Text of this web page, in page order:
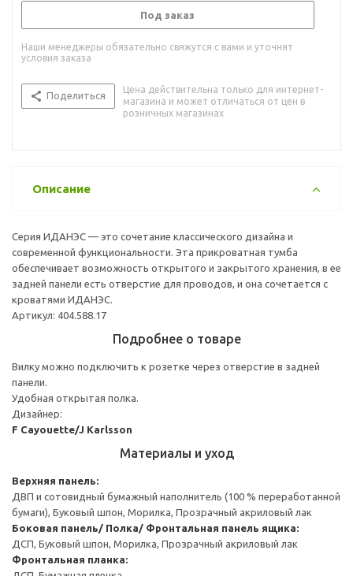
Под заказ
Наши менеджеры обязательно свяжутся с вами и уточнят
условия заказа
Поделиться
Цена действительна только для интернет-
магазина и может отличаться от цен в
розничных магазинах
Описание
Серия ИДАНЭС — это сочетание классического дизайна и
современной функциональности. Эта прикроватная тумба
обеспечивает возможность открытого и закрытого хранения, в ее
задней панели есть отверстие для проводов, и она сочетается с
кроватями ИДАНЭС.
Артикул: 404.588.17
Подробнее о товаре
Вилку можно подключить к розетке через отверстие в задней
панели.
Удобная открытая полка.
Дизайнер:
F Cayouette/J Karlsson
Материалы и уход
Верхняя панель:
ДВП и сотовидный бумажный наполнитель (100 % переработанной
бумаги), Буковый шпон, Морилка, Прозрачный акриловый лак
Боковая панель/ Полка/ Фронтальная панель ящика:
ДСП, Буковый шпон, Морилка, Прозрачный акриловый лак
Фронтальная планка: